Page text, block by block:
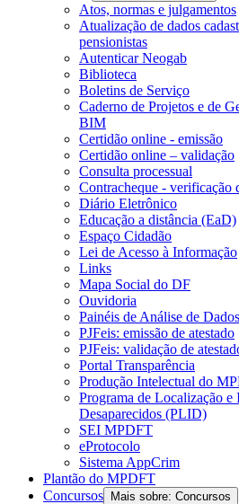
Atos, normas e julgamentos
Atualização de dados
pensionistas
Autenticar Neogab
Biblioteca
Boletins de Serviço
Caderno de Projetos e de
BIM
Certidão online - emissão
Certidão online – validação
Consulta processual
Contracheque - verificação
Diário Eletrônico
Educação a distância (EaD)
Espaço Cidadão
Lei de Acesso à Informação
Links
Mapa Social do DF
Ouvidoria
Painéis de Análise de
PJFeis: emissão de atestado
PJFeis: validação de
Portal Transparência
Produção Intelectual do
Programa de Localização e
Desaparecidos (PLID)
SEI MPDFT
eProtocolo
Sistema AppCrim
Plantão do MPDFT
Concursos
Mais sobre: Concursos